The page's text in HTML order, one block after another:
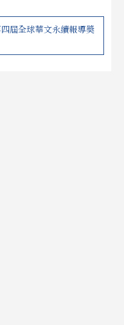
屆全球華文永續報導奬